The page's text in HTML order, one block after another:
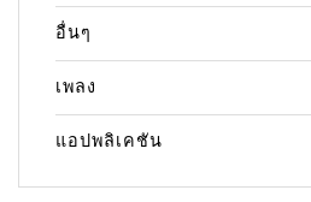
อื่นๆ
เพลง
แอปพลิเคชัน